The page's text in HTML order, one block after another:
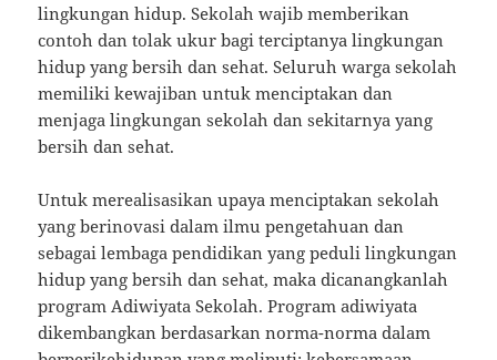
lingkungan hidup. Sekolah wajib memberikan
contoh dan tolak ukur bagi terciptanya lingkungan
hidup yang bersih dan sehat. Seluruh warga sekolah
memiliki kewajiban untuk menciptakan dan
menjaga lingkungan sekolah dan sekitarnya yang
bersih dan sehat.
Untuk merealisasikan upaya menciptakan sekolah
yang berinovasi dalam ilmu pengetahuan dan
sebagai lembaga pendidikan yang peduli lingkungan
hidup yang bersih dan sehat, maka dicanangkanlah
program Adiwiyata Sekolah. Program adiwiyata
dikembangkan berdasarkan norma-norma dalam